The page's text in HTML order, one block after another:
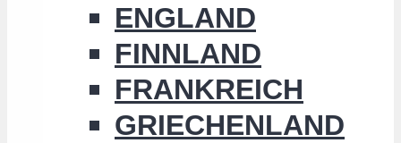
ENGLAND
FINNLAND
FRANKREICH
GRIECHENLAND